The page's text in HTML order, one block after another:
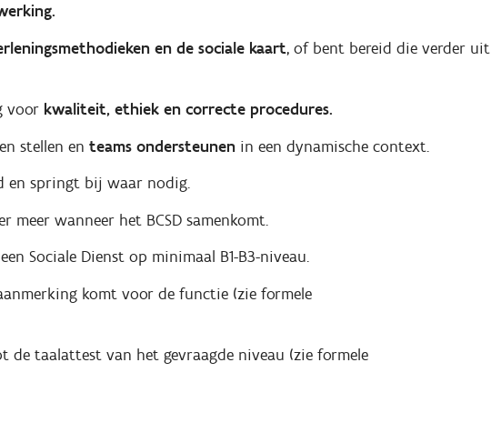
en de sociale kaart, of bent bereid die verder uit
voor kwaliteit, ethiek en correcte procedures.
stellen en teams ondersteunenin een dynamische context.
en springt bij waar nodig.
wanneer het BCSD samenkomt.
Sociale Dienst op minimaal B1-B3-niveau.
komt voor de functie (zie formele
de taalattest van het gevraagde niveau (zie formele